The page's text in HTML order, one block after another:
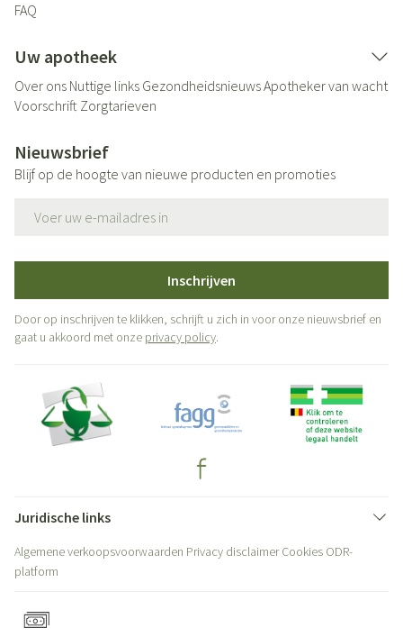
FAQ
Uw apotheek
Over ons Nuttige links GezondheidsnieuwsApotheker van wacht
Voorschrift Zorgtarieven
Nieuwsbrief
Blijf op de hoogte van nieuwe producten en promoties
Inschrijven
Door op inschrijven te klikken, schrijft u zich in voor onze nieuwsbrief en
gaat u akkoord met onze privacy policy.
Juridische links
Algemene verkoopsvoorwaarden Privacy disclaimer Cookies ODR-
platform